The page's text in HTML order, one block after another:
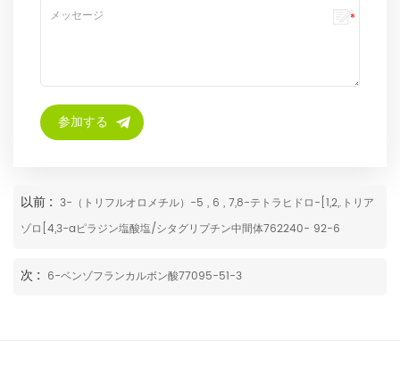
以前 : 3-（トリフルオロメチル）-5 , 6 , 7,8-テトラヒドロ-[1,2,.トリア
ゾロ[4,3-aピラジン塩酸塩/シタグリプチン中間体762240- 92-6
次 : 6-ベンゾフランカルボン酸77095-51-3